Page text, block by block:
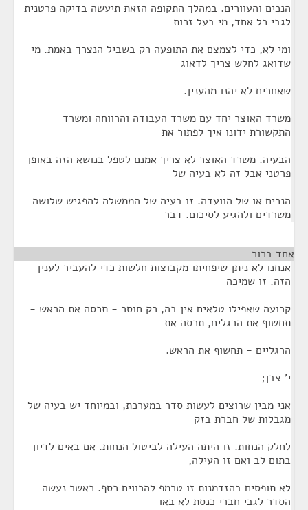
הנכים והעוורים. במהלך התקופה הזאת תיעשה בדיקה פרטנית
לגבי כל אחד, מי בעל זכות
ומי לא, כדי לצמצם את התופעה רק בשביל הנצרך באמת. מי
שדואג לחלש צריך לדאוג
שאחרים לא יהנו מהענין.
משרד האוצר יחד עם משרד העבודה והרווחה ומשרד
התקשורת ידונו איך לפתור את
הבעיה. משרד האוצר לא צריך אמנם לטפל בנושא הזה באופן
פרטני אבל זה לא בעיה של
הנכים או של הוועדה. זו בעיה של הממשלה להפגיש שלושה
משרדים ולהגיע לסיכום. דבר
אחד ברור
אנחנו לא ניתן שיפחיתו מקבוצות חלשות כדי להעביר לענין
הזה. זו שמיכה
קרועה שאפילו טלאים אין בה, רק חוסר - תכסה את הראש -
תחשוף את הרגלים, תכסה את
הרגליים - תחשוף את הראש.
י' צבן;
אני מבין שרוצים לעשות סדר במערכת, ובמיוחד יש בעיה של
מגבלות של חברת בזק
לחלק הנחות. זו היתה העילה לביטול הנחות. אם באים לדיון
בתום לב ואם זו העילה,
לא תופסים בהזדמנות זו טרמפ להרוויח כסף. כאשר נעשה
הסדר לגבי חברי כנסת לא באו